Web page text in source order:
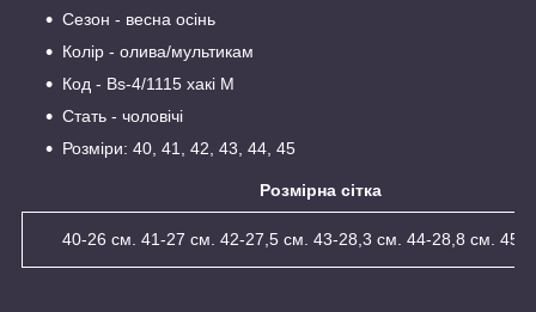
Сезон - весна осінь
Колір - олива/мультикам
Код - Bs-4/1115 хакі M
Стать - чоловічі
Розміри: 40, 41, 42, 43, 44, 45
Розмірна сітка
40-26 см. 41-27 см. 42-27,5 см. 43-28,3 см. 44-28,8 см. 45-